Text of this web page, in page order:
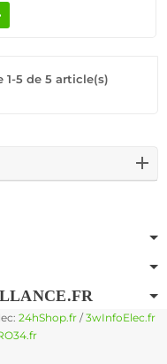
1-5 de 5 article(s)
24hShop.fr /3wInfoElec.fr